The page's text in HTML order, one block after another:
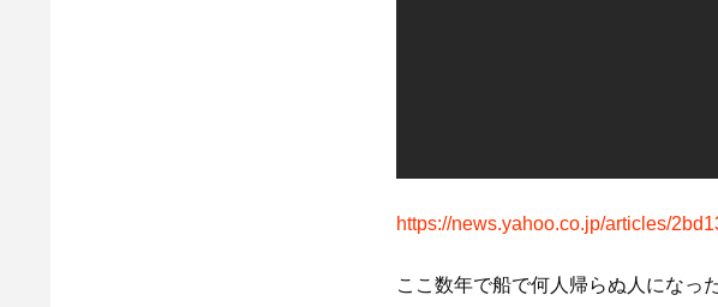
https://news.yahoo.co.jp/articles/
ここ数年で船で何人帰らぬ人になっ